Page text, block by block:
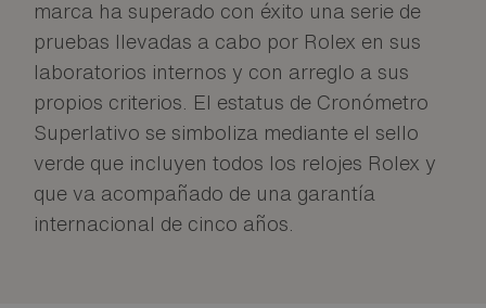
marca ha superado con éxito una serie de
pruebas llevadas a cabo por Rolex en sus
laboratorios internos y con arreglo a sus
propios criterios. El estatus de Cronómetro
Superlativo se simboliza mediante el sello
verde que incluyen todos los relojes Rolex y
que va acompañado de una garantía
internacional de cinco años.